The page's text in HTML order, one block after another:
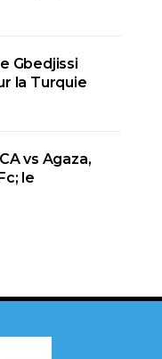
Gbedjissi
la Turquie
vs Agaza,
le